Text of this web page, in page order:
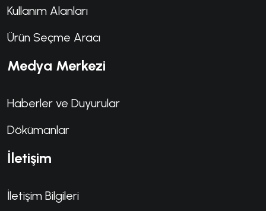
Kullanım Alanları
Ürün Seçme Aracı
Medya Merkezi
Haberler ve Duyurular
Dökümanlar
İletişim
İletişim Bilgileri